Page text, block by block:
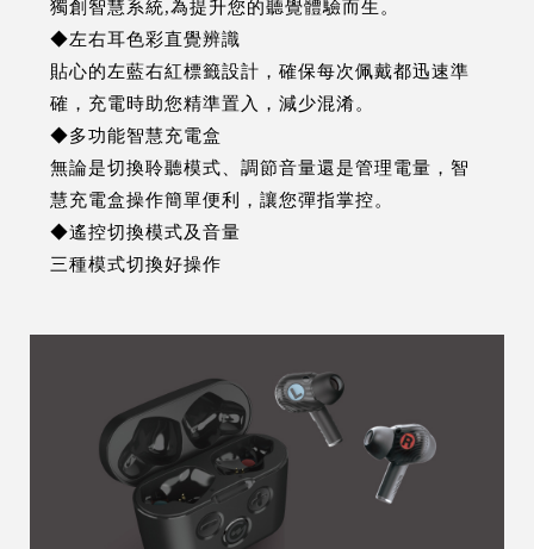
獨創智慧系統,為提升您的聽覺體驗而生。
◆左右耳色彩直覺辨識
貼心的左藍右紅標籤設計，確保每次佩戴都迅速準
確，充電時助您精準置入，減少混淆。
◆多功能智慧充電盒
無論是切換聆聽模式、調節音量還是管理電量，智
慧充電盒操作簡單便利，讓您彈指掌控。
◆遙控切換模式及音量
三種模式切換好操作